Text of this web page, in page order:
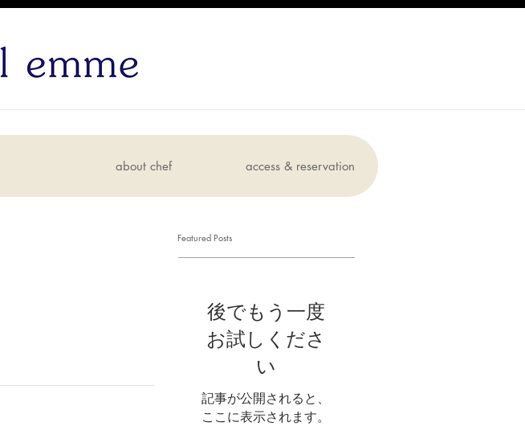
about chef access & reservation
Featured Posts
後でもう一度
お試しくださ
い
記事が公開されると、
ここに表示されます。